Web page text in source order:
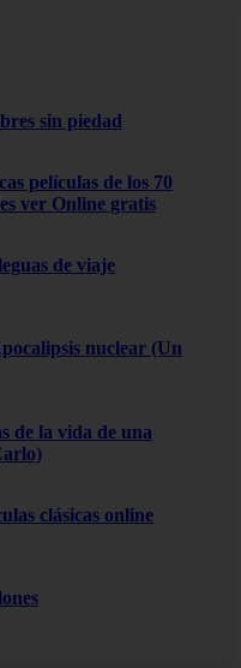
sin piedad
películas de los 70
ver Online gratis
de viaje
nuclear (Un
de la vida de una
clásicas online